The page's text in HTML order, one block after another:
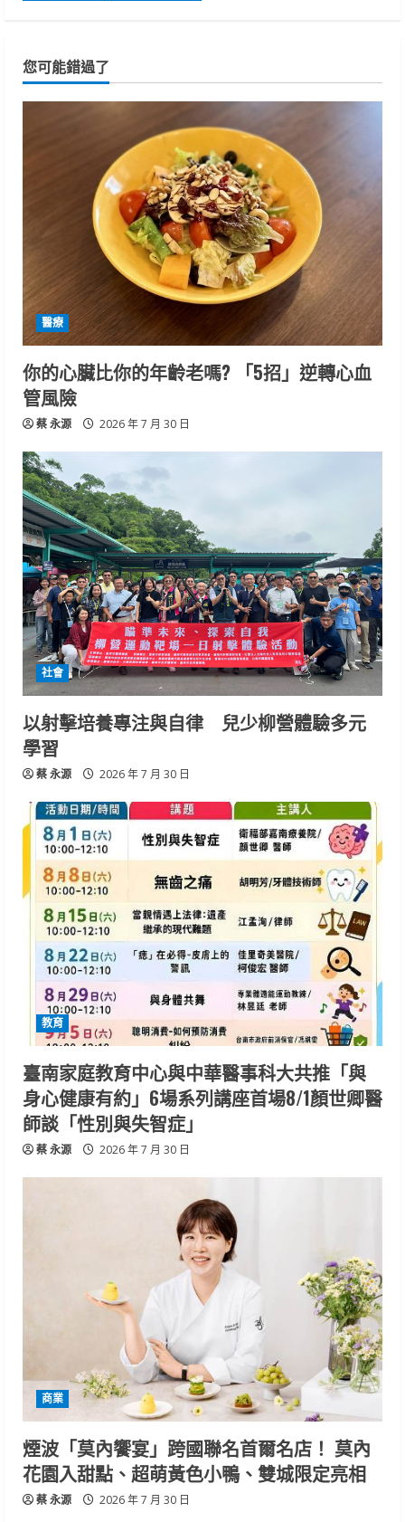
您可能錯過了
醫療
你的心臟比你的年齡老嗎? 「5招」逆轉心血
管風險
蔡 永源 2026 年 7 月 30 日
社會
以射擊培養專注與自律 兒少柳營體驗多元
學習
蔡 永源 2026 年 7 月 30 日
教育
臺南家庭教育中心與中華醫事科大共推「與
身心健康有約」6場系列講座首場8/1顏世卿醫
師談「性別與失智症」
蔡 永源 2026 年 7 月 30 日
商業
煙波「莫內饗宴」跨國聯名首爾名店！ 莫內
花園入甜點、超萌黃色小鴨、雙城限定亮相
蔡 永源 2026 年 7 月 30 日